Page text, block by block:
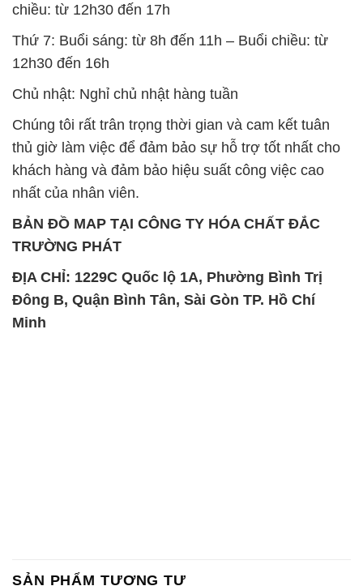
chiều: từ 12h30 đến 17h
Thứ 7: Buổi sáng: từ 8h đến 11h – Buổi chiều: từ
12h30 đến 16h
Chủ nhật: Nghỉ chủ nhật hàng tuần
Chúng tôi rất trân trọng thời gian và cam kết tuân
thủ giờ làm việc để đảm bảo sự hỗ trợ tốt nhất cho
khách hàng và đảm bảo hiệu suất công việc cao
nhất của nhân viên.
BẢN ĐỒ MAP TẠI CÔNG TY HÓA CHẤT ĐẮC
TRƯỜNG PHÁT
ĐỊA CHỈ: 1229C Quốc lộ 1A, Phường Bình Trị
Đông B, Quận Bình Tân, Sài Gòn TP. Hồ Chí
Minh
SẢN PHẨM TƯƠNG TỰ